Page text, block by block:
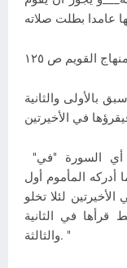
منهاج القويم ص ١٢٥
بالأولى والثانية
"إلا لمن سبق بالأولى والثانية فيقرؤها" أي السورة "في
أدركه المأموم أول
لئلا تخلو
قرأها في الثانية
والثالثة. "